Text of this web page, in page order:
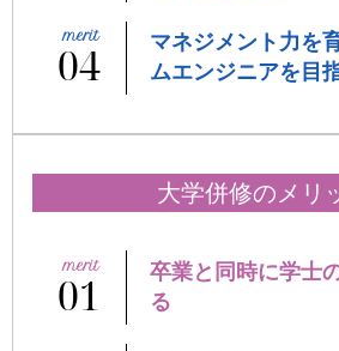
04
マネジメント力を
ムエンジニアを目
大学併修のメリ
01
卒業と同時に学士
る